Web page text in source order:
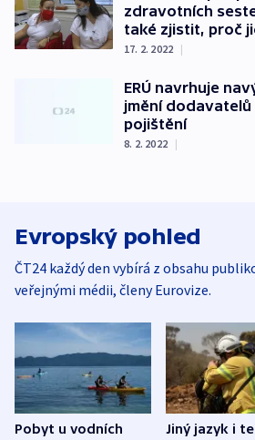
zdravotních
také zjistit, proč
17. 2. 2022 |
ERÚ navrhuje
jmění
pojištění
8. 2. 2022 |
Evropský pohled
ČT24 každý den vybírá z obsahu
veřejnými médii, členy Eurovize.
Pobyt u vodních
Jiný jazyk i